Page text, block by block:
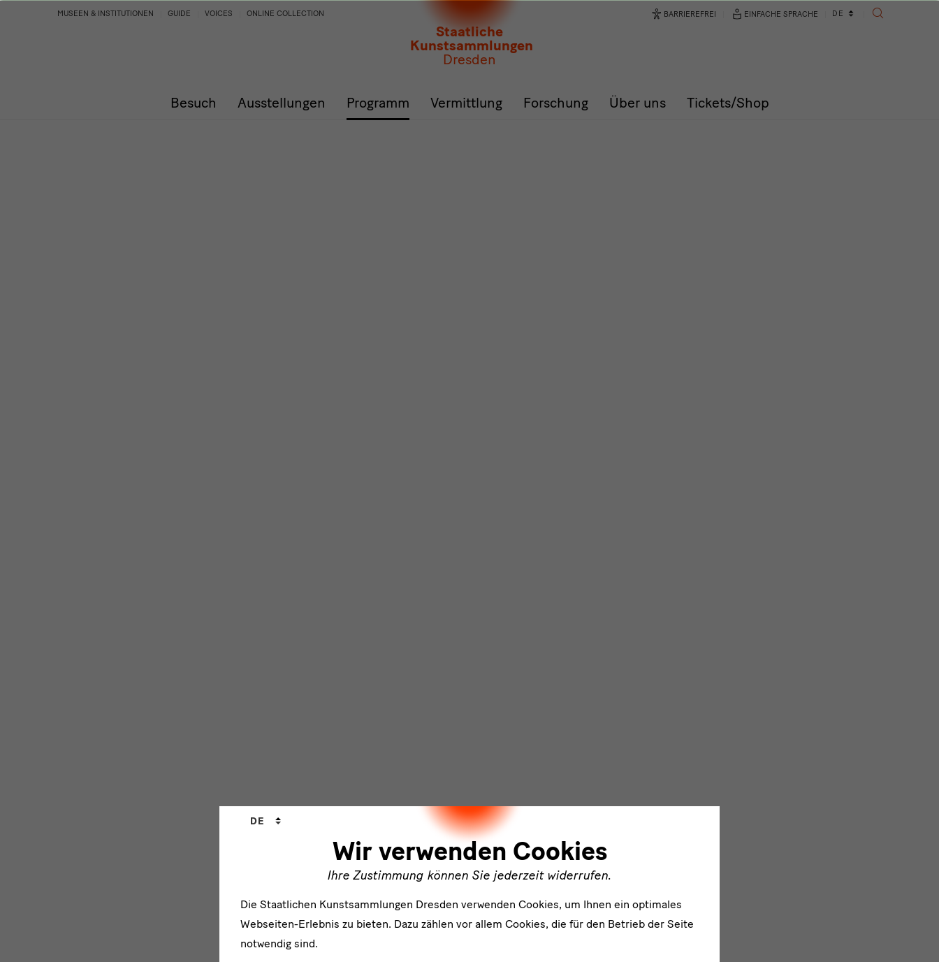
Staatliche
Kunstsammlungen
Dresden
Programm
Besuch Ausstellungen Programm Vermittlung Forschung Über uns Tickets/Shop
MUSEEN & INSTITUTIONEN GUIDE VOICES ONLINE COLLECTION BARRIEREFREI EINFACHE SPRACHE
Sprachwechsler
DE
SUCHE
Wir verwenden Cookies
Ihre Zustimmung können Sie jederzeit widerrufen.
Sprachwechsler
DE
Die Staatlichen Kunstsammlungen Dresden verwenden Cookies, um Ihnen ein optimales
Webseiten-Erlebnis zu bieten. Dazu zählen vor allem Cookies, die für den Betrieb der Seite
notwendig sind.